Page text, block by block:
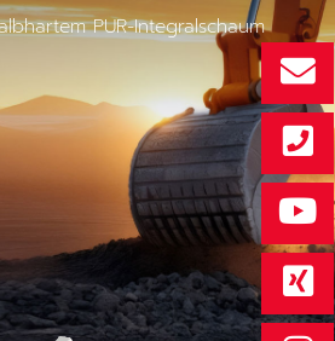
PUR-Integralschaum